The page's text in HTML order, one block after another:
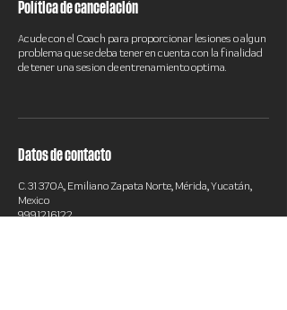
Política de cancelación
Acude con el Coach para proporcionar lesiones o algun
problema que se deba tener en cuenta con la finalidad
de tener una sesion de entrenamiento optima.
Datos de contacto
C. 31 370A, Emiliano Zapata Norte, Mérida, Yucatán,
Mexico
9991216122